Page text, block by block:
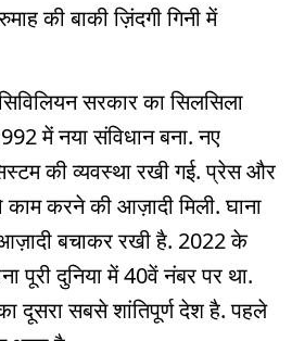
की बाकी ज़िंदगी गिनी में
सरकार का सिलसिला
में नया संविधान बना. नए
की व्यवस्था रखी गई. प्रेस और
काम करने की आज़ादी मिली. घाना
बचाकर रखी है. 2022 के
पूरी दुनिया में 40वें नंबर पर था.
का दूसरा सबसे शांतिपूर्ण देश है. पहले